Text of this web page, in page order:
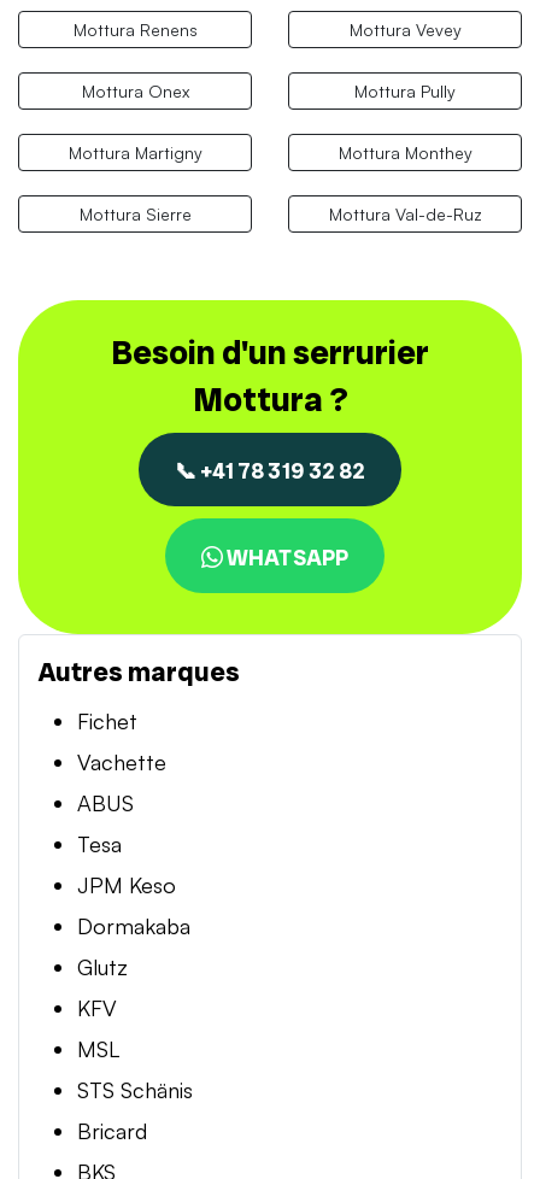
Mottura Renens Mottura Vevey
Mottura Onex Mottura Pully
Mottura Martigny Mottura Monthey
Mottura Sierre Mottura Val-de-Ruz
Besoin d'un serrurier
Mottura ?
📞 +41 78 319 32 82
WHATSAPP
Autres marques
Fichet
Vachette
ABUS
Tesa
JPM Keso
Dormakaba
Glutz
KFV
MSL
STS Schänis
Bricard
BKS